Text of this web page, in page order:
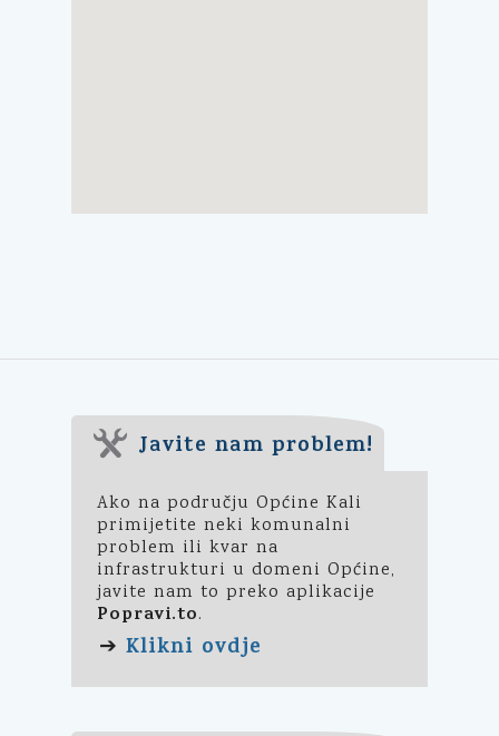
Javite nam problem!
Ako na području Općine Kali
primijetite neki komunalni
problem ili kvar na
infrastrukturi u domeni Općine,
javite nam to preko aplikacije
Popravi.to.
➔ Klikni ovdje